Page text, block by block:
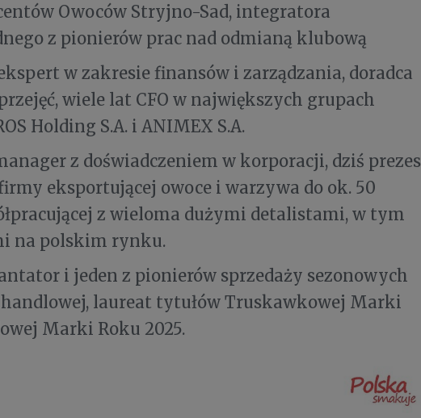
Owoców Stryjno-Sad, integratora
z pionierów prac nad odmianą klubową
w zakresie finansów i zarządzania, doradca
wiele lat CFO w największych grupach
Holding S.A. i ANIMEX S.A.
z doświadczeniem w korporacji, dziś prezes
eksportującej owoce i warzywa do ok. 50
z wieloma dużymi detalistami, w tym
na polskim rynku.
i jeden z pionierów sprzedaży sezonowych
laureat tytułów Truskawkowej Marki
Marki Roku 2025.